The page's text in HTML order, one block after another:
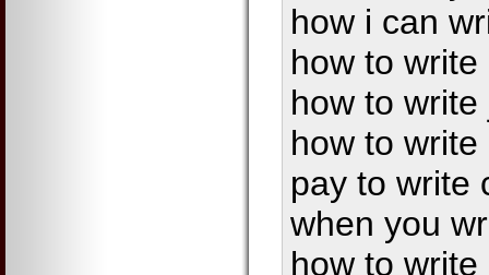
how i can
how to write
how to
how to
pay to write
when you
how to